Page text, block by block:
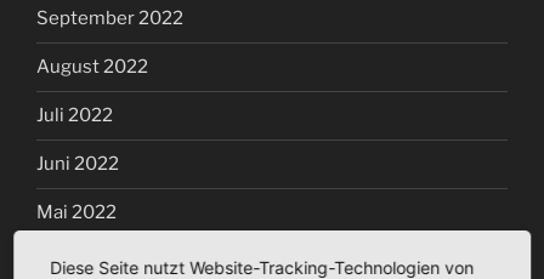
September 2022
August 2022
Juli 2022
Juni 2022
Mai 2022
April 2022
Diese Seite nutzt Website-Tracking-Technologien von